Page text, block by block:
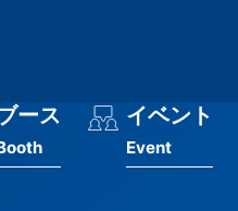
ース イベント
Event